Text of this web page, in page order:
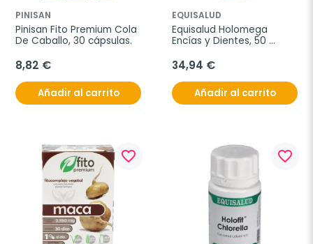
PINISAN
Pinisan Fito Premium Cola
De Caballo, 30 cápsulas.
8,82 €
Añadir al carrito
EQUISALUD
Equisalud Holomega
Encías y Dientes, 50
34,94 €
Añadir al carrito
favorite_border favorite_border